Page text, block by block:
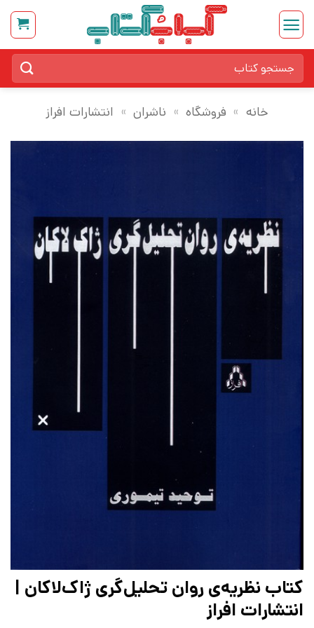
Skip
content
برای:
خانه » فروشگاه » ناشران » انتشارات افراز
کتاب نظریه‌ی روان‌ تحلیل‌‌گری ژاک‌لاکان |
انتشارات افراز